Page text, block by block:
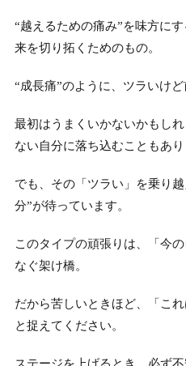
“越えるための痛み”を味方に
来を切り拓くためのもの。
“成長痛”のように、ツラいけ
最初はうまくいかないかもし
ない自分に落ち込むこともあり
でも、その「ツラい」を乗り
分”が待っています。
このタイプの頑張りは、「今
なぐ架け橋。
だから苦しいときほど、「こ
と捉えてください。
ステージを上げるとき、必ず